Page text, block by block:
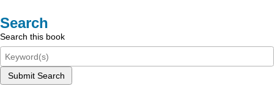
Search
Search this book
Submit Search